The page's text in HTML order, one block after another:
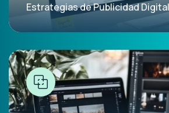
Estrategias de Publicidad